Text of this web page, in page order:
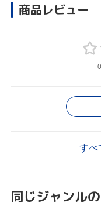
商品レビュー
すべ
同じジャンル